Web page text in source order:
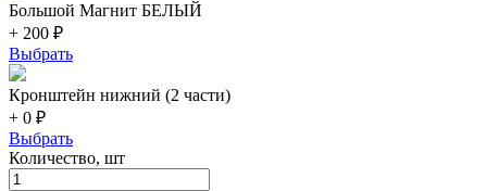
Большой Магнит БЕЛЫЙ
+ 200 ₽
Выбрать
Кронштейн нижний (2 части)
+ 0 ₽
Выбрать
Количество, шт